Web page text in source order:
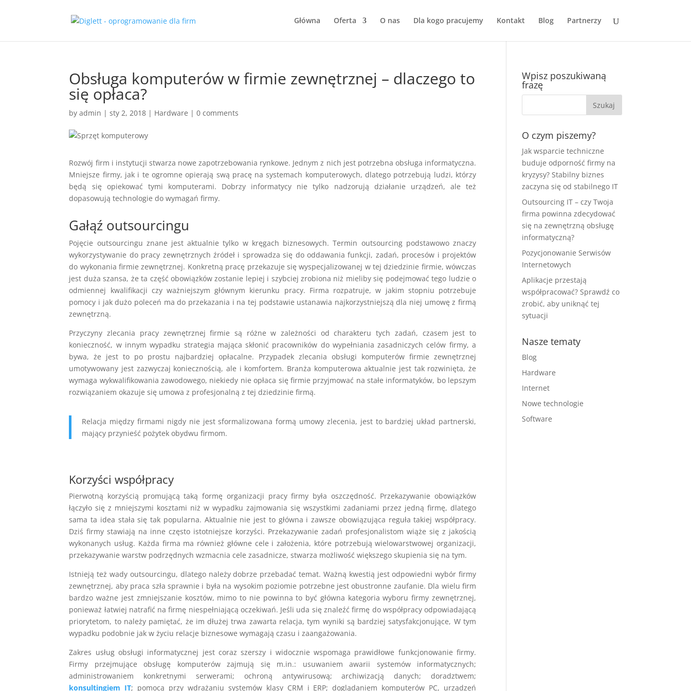
Główna Oferta O nas Dla kogo pracujemy Kontakt Blog Partnerzy
Obsługa komputerów w firmie zewnętrznej – dlaczego to
się opłaca?
byadmin |sty 2, 2018 | Hardware |0 comments
Rozwój firm i instytucji stwarza nowe zapotrzebowania rynkowe. Jednym z nich jest potrzebna obsługa informatyczna.
Mniejsze firmy, jak i te ogromne opierają swą pracę na systemach komputerowych, dlatego potrzebują ludzi, którzy
będą się opiekować tymi komputerami. Dobrzy informatycy nie tylko nadzorują działanie urządzeń, ale też
dopasowują technologie do wymagań firmy.
Gałąź outsourcingu
Pojęcie outsourcingu znane jest aktualnie tylko w kręgach biznesowych. Termin outsourcing podstawowo znaczy
wykorzystywanie do pracy zewnętrznych źródeł i sprowadza się do oddawania funkcji, zadań, procesów i projektów
do wykonania firmie zewnętrznej. Konkretną pracę przekazuje się wyspecjalizowanej w tej dziedzinie firmie, wówczas
jest duża szansa, że ta część obowiązków zostanie lepiej i szybciej zrobiona niż mieliby się podejmować tego ludzie o
odmiennej kwalifikacji czy ważniejszym głównym kierunku pracy. Firma rozpatruje, w jakim stopniu potrzebuje
pomocy i jak dużo poleceń ma do przekazania i na tej podstawie ustanawia najkorzystniejszą dla niej umowę z firmą
zewnętrzną.
Przyczyny zlecania pracy zewnętrznej firmie są różne w zależności od charakteru tych zadań, czasem jest to
konieczność, w innym wypadku strategia mająca skłonić pracowników do wypełniania zasadniczych celów firmy, a
bywa, że jest to po prostu najbardziej opłacalne. Przypadek zlecania obsługi komputerów firmie zewnętrznej
umotywowany jest zazwyczaj koniecznością, ale i komfortem. Branża komputerowa aktualnie jest tak rozwinięta, że
wymaga wykwalifikowania zawodowego, niekiedy nie opłaca się firmie przyjmować na stałe informatyków, bo lepszym
rozwiązaniem okazuje się umowa z profesjonalną z tej dziedzinie firmą.
Relacja między firmami nigdy nie jest sformalizowana formą umowy zlecenia, jest to bardziej układ partnerski,
mający przynieść pożytek obydwu firmom.
Korzyści współpracy
Pierwotną korzyścią promującą taką formę organizacji pracy firmy była oszczędność. Przekazywanie obowiązków
łączyło się z mniejszymi kosztami niż w wypadku zajmowania się wszystkimi zadaniami przez jedną firmę, dlatego
sama ta idea stała się tak popularna. Aktualnie nie jest to główna i zawsze obowiązująca reguła takiej współpracy.
Dziś firmy stawiają na inne często istotniejsze korzyści. Przekazywanie zadań profesjonalistom wiąże się z jakością
wykonanych usług. Każda firma ma również główne cele i założenia, które potrzebują wielowarstwowej organizacji,
przekazywanie warstw podrzędnych wzmacnia cele zasadnicze, stwarza możliwość większego skupienia się na tym.
Istnieją też wady outsourcingu, dlatego należy dobrze przebadać temat. Ważną kwestią jest odpowiedni wybór firmy
zewnętrznej, aby praca szła sprawnie i była na wysokim poziomie potrzebne jest obustronne zaufanie. Dla wielu firm
bardzo ważne jest zmniejszanie kosztów, mimo to nie powinna to być główna kategoria wyboru firmy zewnętrznej,
ponieważ łatwiej natrafić na firmę niespełniającą oczekiwań. Jeśli uda się znaleźć firmę do współpracy odpowiadającą
priorytetom, to należy pamiętać, że im dłużej trwa zawarta relacja, tym wyniki są bardziej satysfakcjonujące, W tym
wypadku podobnie jak w życiu relacje biznesowe wymagają czasu i zaangażowania.
Zakres usług obsługi informatycznej jest coraz szerszy i widocznie wspomaga prawidłowe funkcjonowanie firmy.
Firmy przejmujące obsługę komputerów zajmują się m.in.: usuwaniem awarii systemów informatycznych;
administrowaniem konkretnymi serwerami; ochroną antywirusową; archiwizacją danych; doradztwem;
konsultingiem IT; pomocą przy wdrażaniu systemów klasy CRM i ERP; doglądaniem komputerów PC, urządzeń
Wpisz poszukiwaną
frazę
O czym piszemy?
Jak wsparcie techniczne
buduje odporność firmy na
kryzysy? Stabilny biznes
zaczyna się od stabilnego IT
Outsourcing IT – czy Twoja
firma powinna zdecydować
się na zewnętrzną obsługę
informatyczną?
Pozycjonowanie Serwisów
Internetowych
Aplikacje przestają
współpracować? Sprawdź co
zrobić, aby uniknąć tej
sytuacji
Nasze tematy
Blog
Hardware
Internet
Nowe technologie
Software